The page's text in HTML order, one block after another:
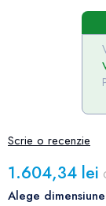
Scrie o recenzie
1.604,34 lei
Alege